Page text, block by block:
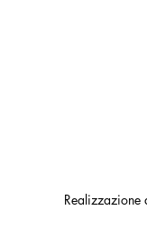
Realizzazione